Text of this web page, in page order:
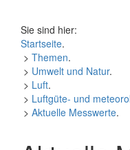
Sie sind hier:
Startseite.
> Themen.
> Umwelt und Natur.
> Luft.
> Luftgüte- und
> Aktuelle Messwerte.